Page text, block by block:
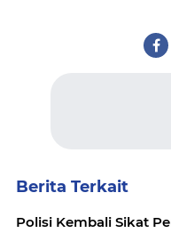
Berita Terkait
Polisi Kembali Sikat